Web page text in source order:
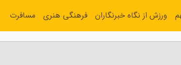
ورزش از نگاه خبرنگاران فرهنگی هنری مسافرت